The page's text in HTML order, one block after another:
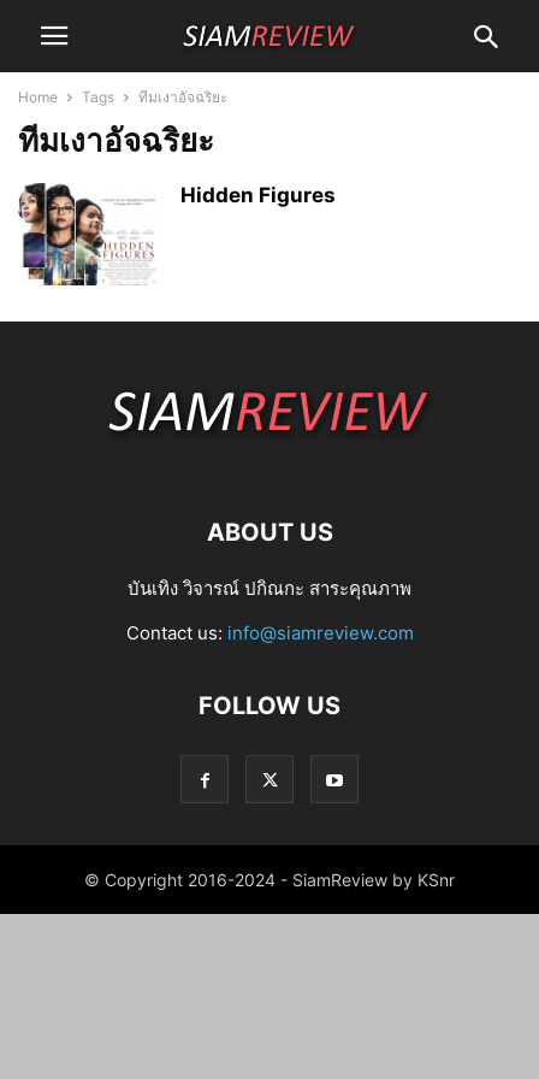
Home Tags ทีมเงาอัจฉริยะ
ทีมเงาอัจฉริยะ
Hidden Figures
ABOUT US
บันเทิง วิจารณ์ ปกิณกะ สาระคุณภาพ
Contact us: info@siamreview.com
FOLLOW US
© Copyright 2016-2024 - SiamReview by KSnr